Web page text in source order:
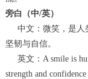
旁白（中/英）
中文：微笑，是人
坚韧与自信。
英文：A smile is
strength and